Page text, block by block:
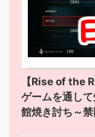
【Rise of the
ゲームを通し
館焼き討ち～禁